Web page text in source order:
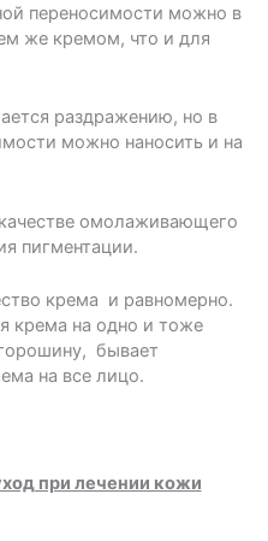
переносимости можно в
же кремом, что и для
раздражению, но в
можно наносить и на
омолаживающего
пигментации.
крема и равномерно.
крема на одно и тоже
бывает
на все лицо.
при лечении кожи